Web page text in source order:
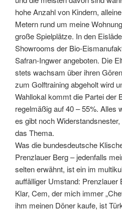
hohe Anzahl von Kindern,
Metern rund um meine
große Spielplätze. In den
Showrooms der Bio-
Safran-Ingwer angeboten. Die
stets wachsam über ihren
zum Golftraining abgeholt wird
Wahllokal kommt die Partei der
regelmäßig auf 40 – 55%. Alles
es gibt noch
das Thema.
Was die bundesdeutsche
Prenzlauer Berg – jedenfalls
selten erwähnt, ist ein im
auffälliger Umstand: Prenzlauer
Klar, Cem, der mich immer
ihm meinen Döner kaufe, ist